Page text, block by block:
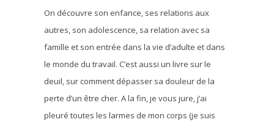
On découvre son enfance, ses relations aux
autres, son adolescence, sa relation avec sa
famille et son entrée dans la vie d’adulte et dans
le monde du travail. C’est aussi un livre sur le
deuil, sur comment dépasser sa douleur de la
perte d’un être cher. A la fin, je vous jure, j’ai
pleuré toutes les larmes de mon corps (je suis